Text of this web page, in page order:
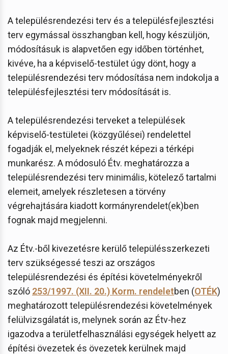
A településrendezési terv és a településfejlesztési
terv egymással összhangban kell, hogy készüljön,
módosításuk is alapvetően egy időben történhet,
kivéve, ha a képviselő-testület úgy dönt, hogy a
településrendezési terv módosítása nem indokolja a
településfejlesztési terv módosítását is.
A településrendezési terveket a települések
képviselő-testületei (közgyűlései) rendelettel
fogadják el, melyeknek részét képezi a térképi
munkarész. A módosuló Étv. meghatározza a
településrendezési terv minimális, kötelező tartalmi
elemeit, amelyek részletesen a törvény
végrehajtására kiadott kormányrendelet(ek)ben
fognak majd megjelenni.
Az Étv.-ből kivezetésre kerülő településszerkezeti
terv szükségessé teszi az országos
településrendezési és építési követelményekről
szóló 253/1997. (XII. 20.) Korm. rendeletben (OTÉK)
meghatározott településrendezési követelmények
felülvizsgálatát is, melynek során az Étv-hez
igazodva a területfelhasználási egységek helyett az
építési övezetek és övezetek kerülnek majd